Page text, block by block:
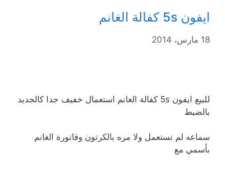
ايفون 5s كفالة الغانم
18 مارس، 2014
للبيع ايفون 5s كفالة الغانم استعمال خفيف جدا كالجديد
بالضبط
سماعه لم تستعمل ولا مره بالكرتون وفاتورة الغانم
بأسمي مع